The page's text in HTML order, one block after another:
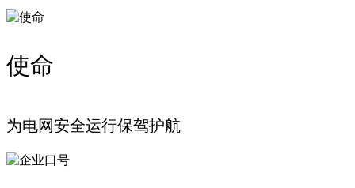
使命
为电网安全运行保驾护航